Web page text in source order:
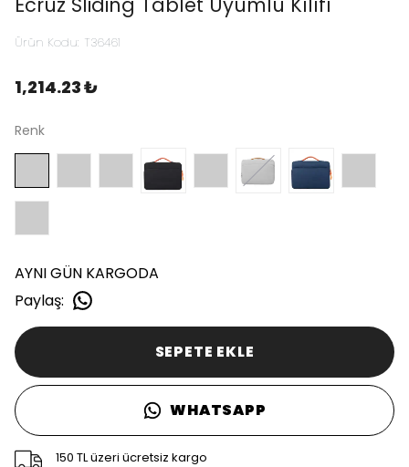
Ürün Kodu: T36461
1,214.23 ₺
Renk
AYNI GÜN KARGODA
Paylaş:
SEPETE EKLE
WHATSAPP
150 TL üzeri ücretsiz kargo